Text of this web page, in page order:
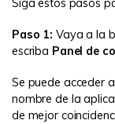
Siga estos pasos
Paso 1: Vaya a la
escriba Panel de
Se puede acceder
nombre de la
de mejor